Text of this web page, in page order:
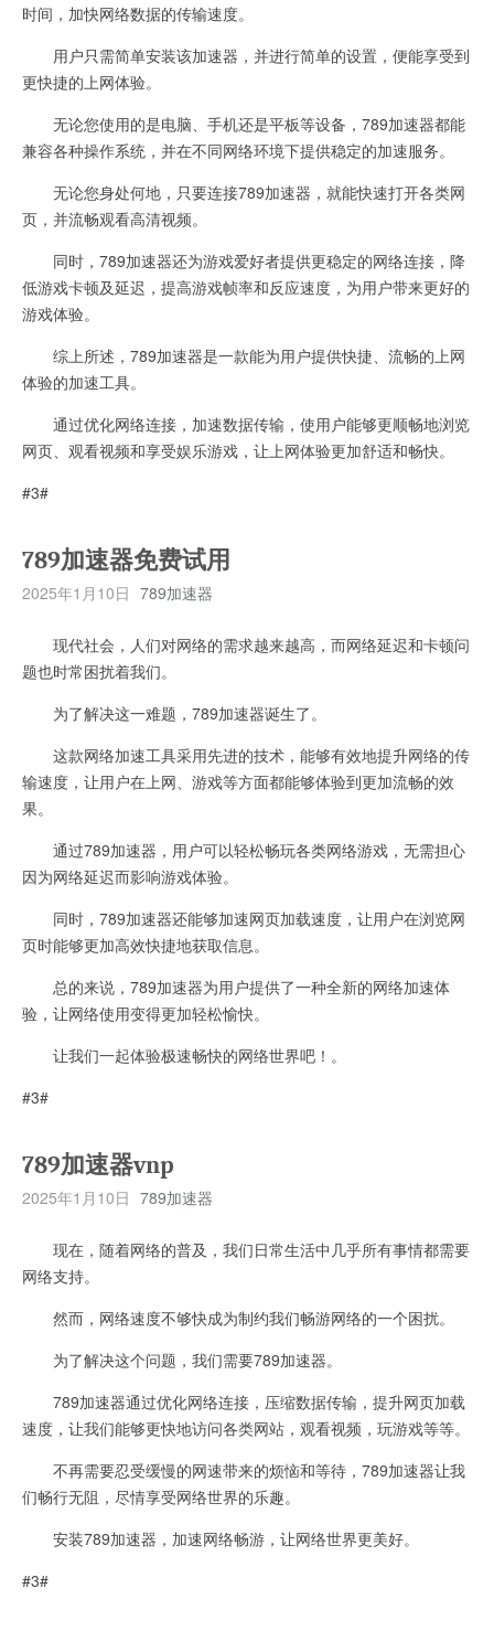
时间，加快网络数据的传输速度。
用户只需简单安装该加速器，并进行简单的设置，便能享受到
更快捷的上网体验。
无论您使用的是电脑、手机还是平板等设备，789加速器都能
兼容各种操作系统，并在不同网络环境下提供稳定的加速服务。
无论您身处何地，只要连接789加速器，就能快速打开各类网
页，并流畅观看高清视频。
同时，789加速器还为游戏爱好者提供更稳定的网络连接，降
低游戏卡顿及延迟，提高游戏帧率和反应速度，为用户带来更好的
游戏体验。
综上所述，789加速器是一款能为用户提供快捷、流畅的上网
体验的加速工具。
通过优化网络连接，加速数据传输，使用户能够更顺畅地浏览
网页、观看视频和享受娱乐游戏，让上网体验更加舒适和畅快。
#3#
789加速器免费试用
2025年1月10日 789加速器
现代社会，人们对网络的需求越来越高，而网络延迟和卡顿问
题也时常困扰着我们。
为了解决这一难题，789加速器诞生了。
这款网络加速工具采用先进的技术，能够有效地提升网络的传
输速度，让用户在上网、游戏等方面都能够体验到更加流畅的效
果。
通过789加速器，用户可以轻松畅玩各类网络游戏，无需担心
因为网络延迟而影响游戏体验。
同时，789加速器还能够加速网页加载速度，让用户在浏览网
页时能够更加高效快捷地获取信息。
总的来说，789加速器为用户提供了一种全新的网络加速体
验，让网络使用变得更加轻松愉快。
让我们一起体验极速畅快的网络世界吧！。
#3#
789加速器vnp
2025年1月10日 789加速器
现在，随着网络的普及，我们日常生活中几乎所有事情都需要
网络支持。
然而，网络速度不够快成为制约我们畅游网络的一个困扰。
为了解决这个问题，我们需要789加速器。
789加速器通过优化网络连接，压缩数据传输，提升网页加载
速度，让我们能够更快地访问各类网站，观看视频，玩游戏等等。
不再需要忍受缓慢的网速带来的烦恼和等待，789加速器让我
们畅行无阻，尽情享受网络世界的乐趣。
安装789加速器，加速网络畅游，让网络世界更美好。
#3#